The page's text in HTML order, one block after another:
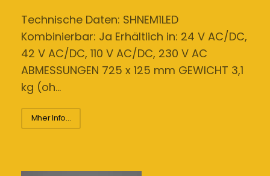
Technische Daten: SHNEM1LED
Kombinierbar: Ja Erhältlich in: 24 V AC/DC,
42 V AC/DC, 110 V AC/DC, 230 V AC
ABMESSUNGEN 725 x 125 mm GEWICHT 3,1
kg (oh…
Mher Info...